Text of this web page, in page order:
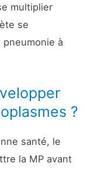
multiplier
se
à
?
santé, le
la MP avant